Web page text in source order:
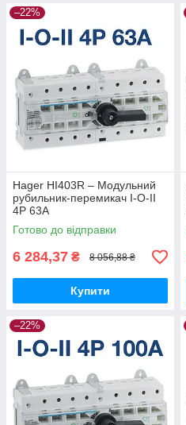
–22%
Hager HI403R – Модульний
рубильник-перемикач I-O-II
4P 63A
Готово до відправки
6 284,37 ₴ 8 056,88 ₴
Купити
–22%